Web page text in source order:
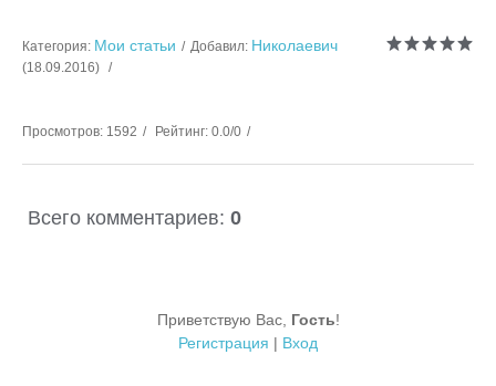
Категория: Мои статьи Добавил: Николаевич
(18.09.2016)
Просмотров: 1592 Рейтинг: 0.0/0
Всего комментариев: 0
Приветствую Вас, Гость!
Регистрация | Вход